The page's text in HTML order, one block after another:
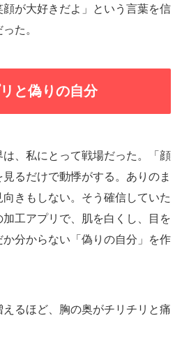
が大好きだよ」という言葉を信
た。
と偽りの自分
、私にとって戦場だった。「顔
るだけで動悸がする。ありのま
きもしない。そう確信していた
工アプリで、肌を白くし、目を
分からない「偽りの自分」を作
るほど、胸の奥がチリチリと痛